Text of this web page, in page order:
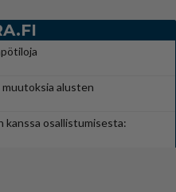
muutoksia alusten
kanssa osallistumisesta: